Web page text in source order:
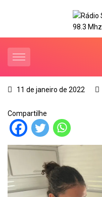
11 de janeiro de 2022
Compartilhe